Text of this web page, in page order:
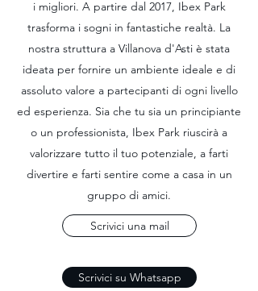
i migliori. A partire dal 2017, Ibex Park
trasforma i sogni in fantastiche realtà. La
nostra struttura a Villanova d'Asti è stata
ideata per fornire un ambiente ideale e di
assoluto valore a partecipanti di ogni livello
ed esperienza. Sia che tu sia un principiante
o un professionista, Ibex Park riuscirà a
valorizzare tutto il tuo potenziale, a farti
divertire e farti sentire come a casa in un
gruppo di amici.
Scrivici una mail
Scrivici su Whatsapp